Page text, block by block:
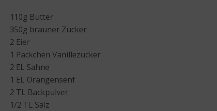
110g Butter
350g brauner Zucker
2 Eier
1 Päckchen Vanillezucker
2 EL Sahne
1 EL Orangensenf
2 TL Backpulver
1/2 TL Salz